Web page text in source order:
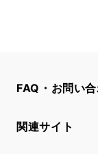
FAQ・お問い
関連サイト